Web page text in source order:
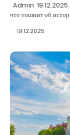
Admin 19.12.2025
что тошнит об
19.12.2025